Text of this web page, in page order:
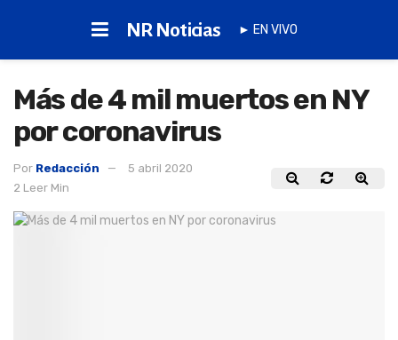
NR Noticias ► EN VIVO
Más de 4 mil muertos en NY
por coronavirus
Por Redacción
5 abril 2020
2 Leer Min